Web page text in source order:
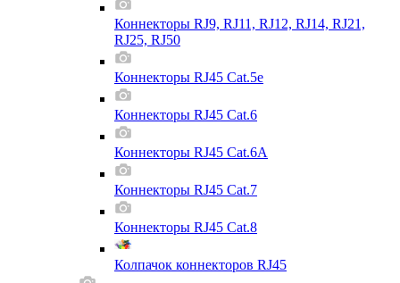
Коннекторы RJ9, RJ11, RJ12, RJ14, RJ21,
RJ25, RJ50
Коннекторы RJ45 Cat.5e
Коннекторы RJ45 Cat.6
Коннекторы RJ45 Cat.6A
Коннекторы RJ45 Cat.7
Коннекторы RJ45 Cat.8
Колпачок коннекторов RJ45